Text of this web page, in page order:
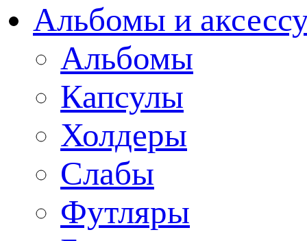
Альбомы и
Альбомы
Капсулы
Холдеры
Слабы
Футляры